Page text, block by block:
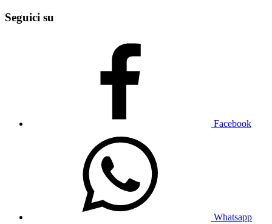
Seguici su
Facebook
Whatsapp